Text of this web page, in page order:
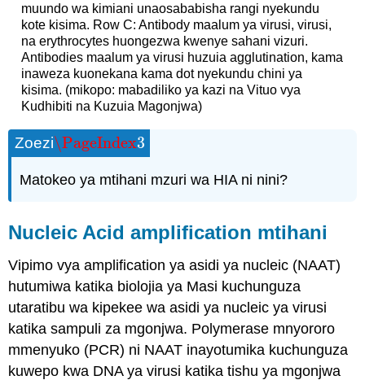
muundo wa kimiani unaosababisha rangi nyekundu
kote kisima. Row C: Antibody maalum ya virusi, virusi,
na erythrocytes huongezwa kwenye sahani vizuri.
Antibodies maalum ya virusi huzuia agglutination, kama
inaweza kuonekana kama dot nyekundu chini ya
kisima. (mikopo: mabadiliko ya kazi na Vituo vya
Kudhibiti na Kuzuia Magonjwa)
Zoezi\PageIndex3
\PageIndex3
Matokeo ya mtihani mzuri wa HIA ni nini?
Nucleic Acid amplification mtihani
Vipimo vya amplification ya asidi ya nucleic (NAAT)
hutumiwa katika biolojia ya Masi kuchunguza
utaratibu wa kipekee wa asidi ya nucleic ya virusi
katika sampuli za mgonjwa. Polymerase mnyororo
mmenyuko (PCR) ni NAAT inayotumika kuchunguza
kuwepo kwa DNA ya virusi katika tishu ya mgonjwa